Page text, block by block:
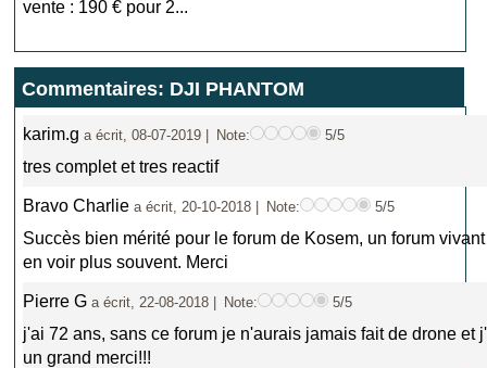
vente : 190 € pour 2...
Commentaires: DJI PHANTOM
karim.ga écrit, 08-07-2019 | Note: 5/5
tres complet et tres reactif
Bravo Charliea écrit, 20-10-2018 | Note: 5/5
Succès bien mérité pour le forum de Kosem, un forum
en voir plus souvent. Merci
Pierre Ga écrit, 22-08-2018 | Note: 5/5
j'ai 72 ans, sans ce forum je n'aurais jamais fait de drone et
un grand merci!!!